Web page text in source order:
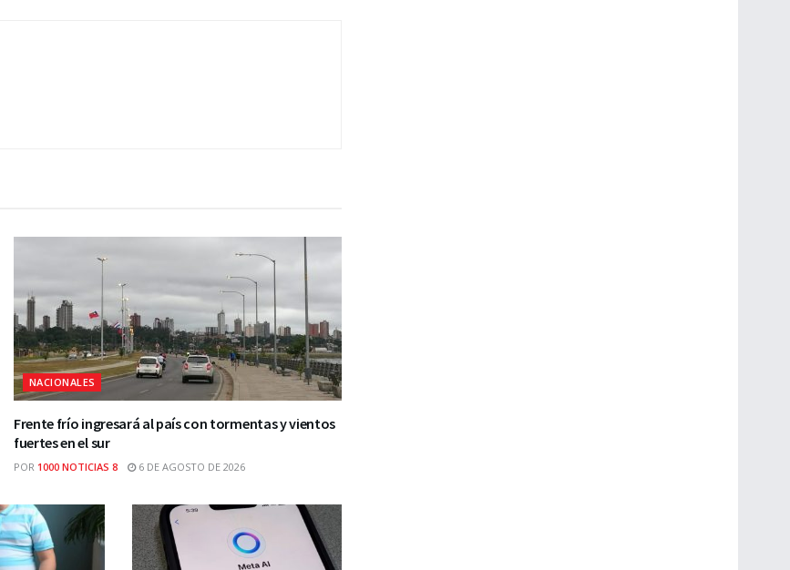
NACIONALES
Frente frío ingresará al país con tormentas y vientos
fuertes en el sur
POR 1000 NOTICIAS 8 6 DE AGOSTO DE 2026